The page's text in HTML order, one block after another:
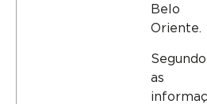
Belo
Oriente.
Segundo
as